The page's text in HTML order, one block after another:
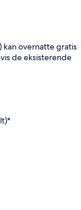
kan overnatte gratis
de eksisterende